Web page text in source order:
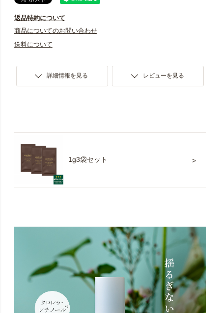
返品特約について
商品についてのお問い合わせ
送料について
詳細情報を見る レビューを見る
1g3袋セット